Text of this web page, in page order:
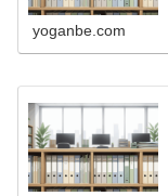
yoganbe.com